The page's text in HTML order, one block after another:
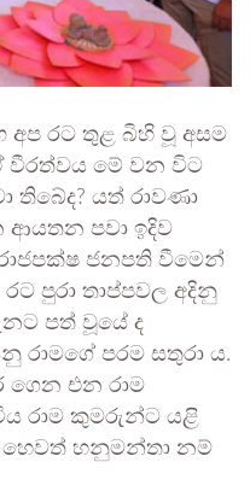
අප රට තුළ බිහි වූ අසම
වීරත්වය මේ වන විට
තිබේද? යත් රාවණා
පවා ඉදිව
ජනපති වීමෙන්
පුරා තාප්පවල අදිනු
පත් වූයේ ද
රාමගේ පරම සතුරා ය.
ගෙන එන රාම
රාම කුමරුන්ට යළි
හෙවත් හනුමන්තා නම්